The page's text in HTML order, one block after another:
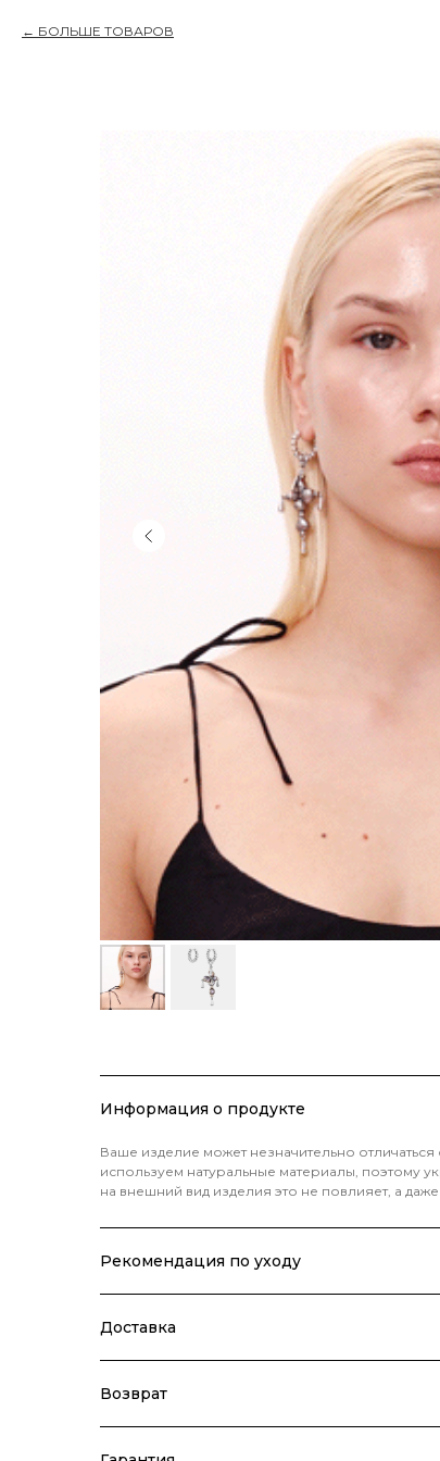
БОЛЬШЕ ТОВАРОВ
Информация о продукте
Ваше изделие может незначительно
используем натуральные материалы, поэтому
на внешний вид изделия это не повлияет, а
Рекомендация по уходу
Доставка
Возврат